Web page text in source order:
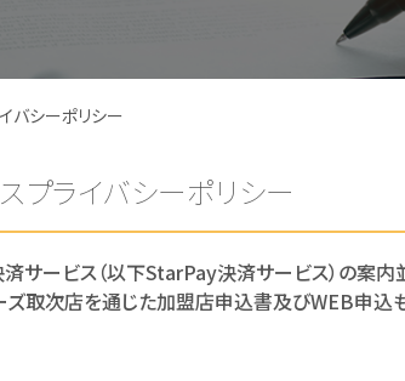
バシーポリシー
プライバシーポリシー
サービス（以下StarPay決済サービス）の
ズ取次店を通じた加盟店申込書及びWEB申込